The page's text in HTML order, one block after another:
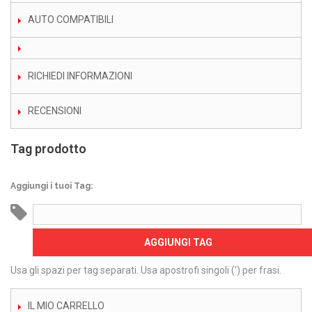
AUTO COMPATIBILI
RICHIEDI INFORMAZIONI
RECENSIONI
Tag prodotto
Aggiungi i tuoi Tag:
AGGIUNGI TAG
Usa gli spazi per tag separati. Usa apostrofi singoli (') per frasi.
IL MIO CARRELLO